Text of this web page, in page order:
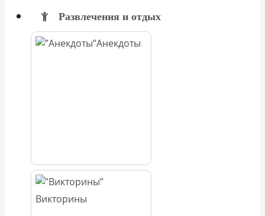
Развлечения и отдых
Анекдоты
Викторины